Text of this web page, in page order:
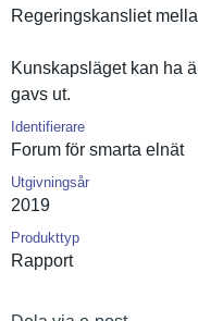
Regeringsk­ansliet
Kunskapslä­get kan ha
gavs ut.
Identifierare
Forum för smarta elnät
Utgivningsår
2019
Produkttyp
Rapport